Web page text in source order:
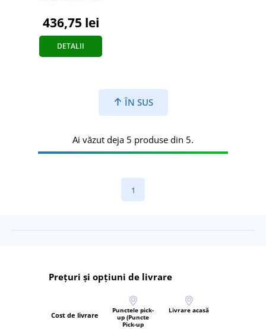
436,75 lei
DETALII
ÎN SUS
Ai văzut deja 5 produse din 5.
1
Prețuri și opțiuni de livrare
Cost de livrare
Punctele pick-
up (Puncte
Pick-up
Livrare acasă